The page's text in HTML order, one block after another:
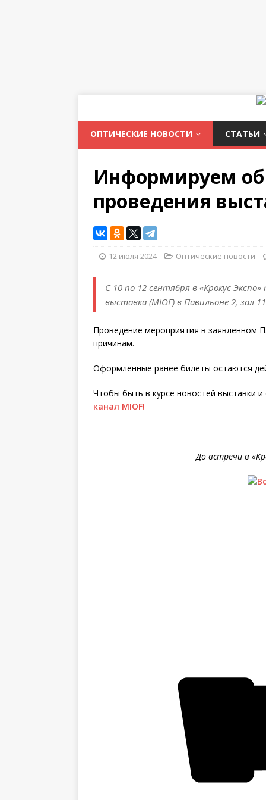
ОПТИЧЕСКИЕ НОВОСТИ СТАТЬИ
Информируем
проведения
12 июля 2024 Оптические новости
С 10 по 12 сентября в «Крокус
выставка (MIOF) в Павильоне 2, зал
Проведение мероприятия в заявленном
причинам.
Оформленные ранее билеты остаются
Чтобы быть в курсе новостей выставки
канал MIOF!
До встречи в